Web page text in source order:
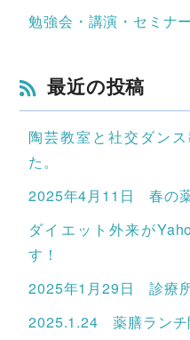
勉強会・講演・セミナー
最近の投稿
陶芸教室と社交ダン
た。
2025年4月11日 春の
ダイエット外来が
す！
2025年1月29日 診療
2025.1.24 薬膳ランチ